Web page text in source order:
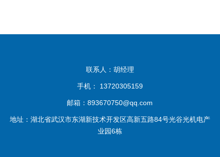
联系人：胡经理
手机： 13720305159
邮箱：893670750@qq.com
地址：湖北省武汉市东湖新技术开发区高新五路84号光谷光机电产
业园6栋